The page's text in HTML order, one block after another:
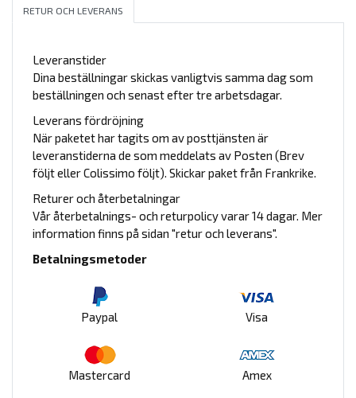
RETUR OCH LEVERANS
Leveranstider
Dina beställningar skickas vanligtvis samma dag som
beställningen och senast efter tre arbetsdagar.
Leverans fördröjning
När paketet har tagits om av posttjänsten är
leveranstiderna de som meddelats av Posten (Brev
följt eller Colissimo följt). Skickar paket från Frankrike.
Returer och återbetalningar
Vår återbetalnings- och returpolicy varar 14 dagar. Mer
information finns på sidan "retur och leverans".
Betalningsmetoder
Paypal Visa
Mastercard Amex